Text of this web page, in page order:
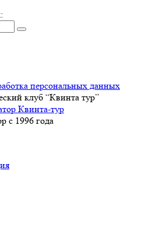
персональных данных
клуб “Квинта тур”
с 1996 года